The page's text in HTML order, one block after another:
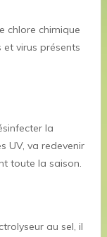
chlore chimique
virus présents
la
UV, va redevenir
toute la saison.
au sel, il